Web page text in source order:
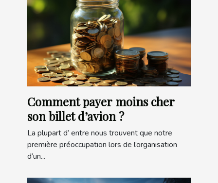
Comment payer moins cher
son billet d’avion ?
La plupart d’ entre nous trouvent que notre
première préoccupation lors de l’organisation
d’un...